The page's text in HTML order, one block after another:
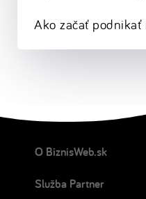
Ako začať podnikať
O BiznisWeb.sk
Služba Partner